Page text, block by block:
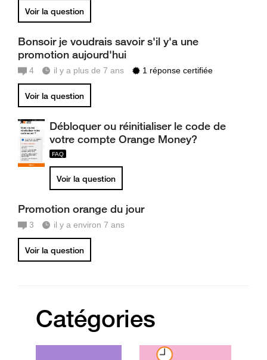
Voir la question
Bonsoir je voudrais savoir s'il y'a une
promotion aujourd'hui
4 il y a plus de 7 ans 1 réponse certifiée
Voir la question
Débloquer ou réinitialiser le code de
votre compte Orange Money?
Voir la question
Promotion orange du jour
3 il y a environ 7 ans
Voir la question
Catégories